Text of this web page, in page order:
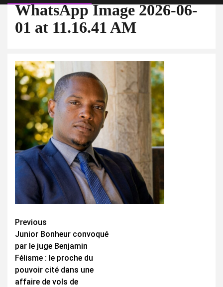
WhatsApp Image 2026-06-
01 at 11.16.41 AM
Continue
Reading
Previous
Junior Bonheur convoqué
par le juge Benjamin
Félisme : le proche du
pouvoir cité dans une
affaire de vols de